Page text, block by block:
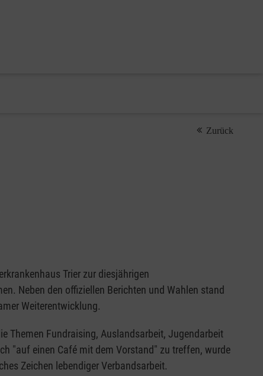
Zurück
Trier zur diesjährigen
Neben den offiziellen Berichten und Wahlen stand
Weiterentwicklung.
Themen Fundraising, Auslandsarbeit, Jugendarbeit
"auf einen Café mit dem Vorstand" zu treffen, wurde
Zeichen lebendiger Verbandsarbeit.